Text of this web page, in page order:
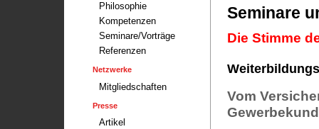
Philosophie
Kompetenzen
Seminare/Vorträge
Referenzen
Netzwerke
Mitgliedschaften
Presse
Artikel
Seminare
Die Stimme
Vom